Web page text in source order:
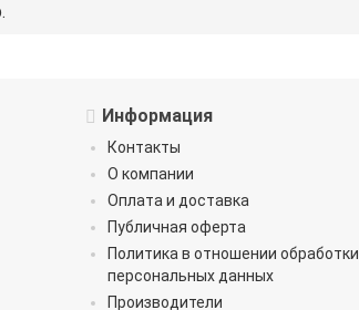
Информация
Контакты
О компании
Оплата и доставка
Публичная оферта
Политика в отношении обработки
персональных данных
Производители